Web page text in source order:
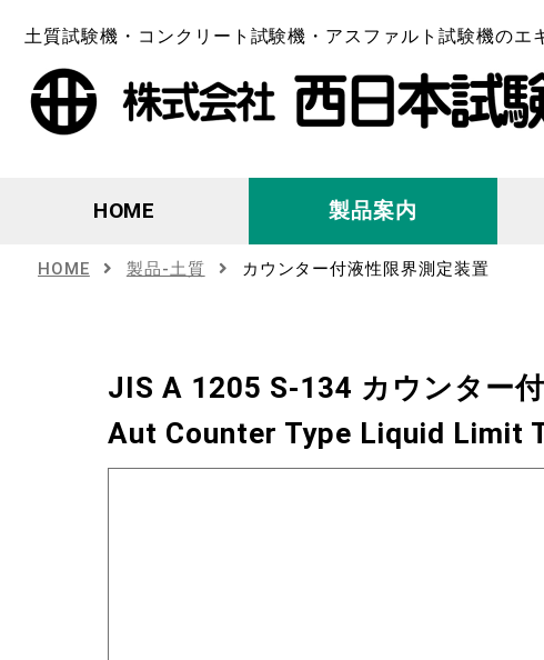
土質試験機・コンクリート試験機・アスファルト試験機の
HOME 製品案内
HOME 製品-土質 カウンター付液性限界測定装置
JIS A 1205 S-134 カウンター
Aut Counter Type Liquid Limit